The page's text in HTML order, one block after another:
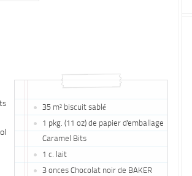
35 m² biscuit sablé
1 pkg. (11 oz) de papier d'emballage
Caramel Bits
1 c. lait
3 onces Chocolat noir de BAKER